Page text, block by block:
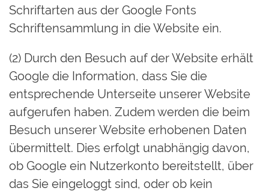
Schriftarten aus der Google Fonts
Schriftensammlung in die Website ein.
(2) Durch den Besuch auf der Website erhält
Google die Information, dass Sie die
entsprechende Unterseite unserer Website
aufgerufen haben. Zudem werden die beim
Besuch unserer Website erhobenen Daten
übermittelt. Dies erfolgt unabhängig davon,
ob Google ein Nutzerkonto bereitstellt, über
das Sie eingeloggt sind, oder ob kein